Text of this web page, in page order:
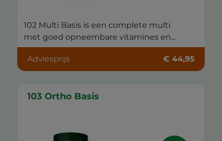
102 Multi Basis is een complete multi
met goed opneembare vitamines en...
Adviesprijs € 44,95
103 Ortho Basis